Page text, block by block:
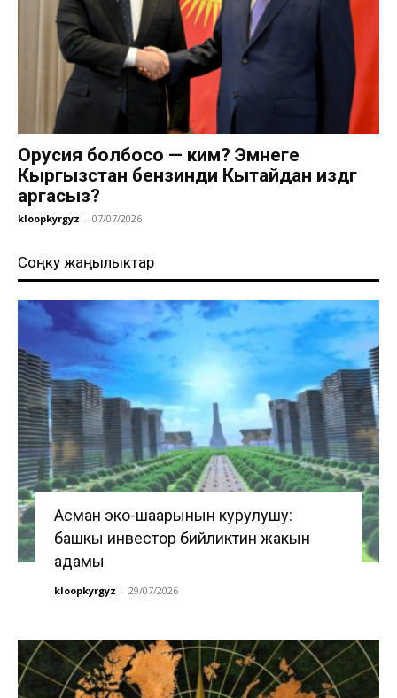
Орусия болбосо — ким? Эмнеге
Кыргызстан бензинди Кытайдан издөөгө
аргасыз?
kloopkyrgyz - 07/07/2026
Соңку жаңылыктар
Асман эко-шаарынын курулушу:
башкы инвестор бийликтин жакын
адамы
kloopkyrgyz - 29/07/2026